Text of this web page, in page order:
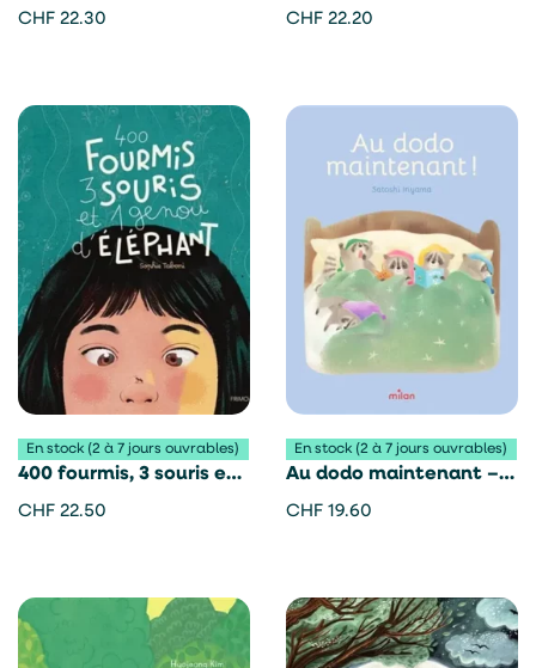
Hiroshi Tateno et Mami
CHF 22.30
plus forte – Peggy Nille
CHF 22.20
En stock (2 à 7 jours ouvrables)
400 fourmis, 3 souris et
un genou d’éléphant –
CHF 22.50
En stock (2 à 7 jours ouvrables)
Au dodo maintenant –
Satoshi Iriyama
CHF 19.60